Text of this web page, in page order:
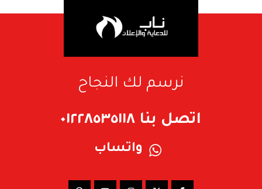
نرسم لك النجاح
اتصل بنا ٠١٢٢٨٥٣٥١١٨
واتساب